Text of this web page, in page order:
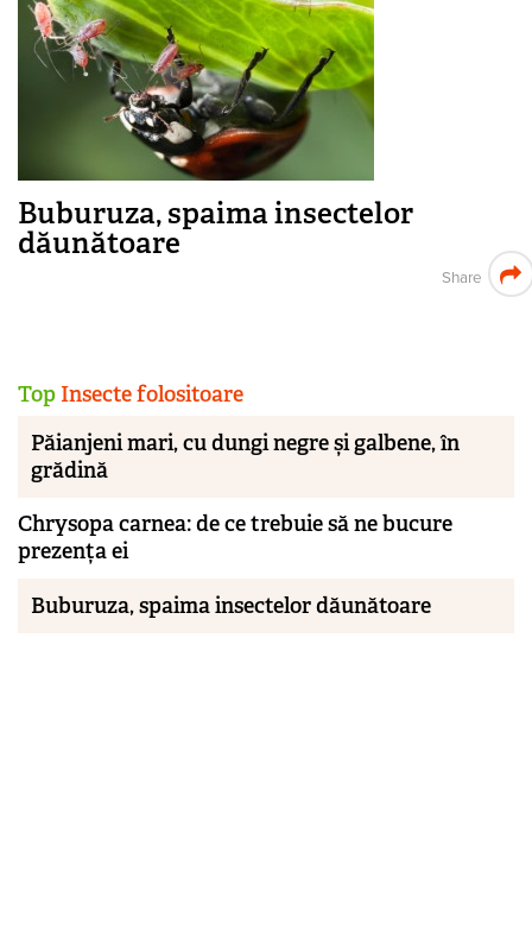
Buburuza, spaima insectelor
dăunătoare
Share
Top Insecte folositoare
Păianjeni mari, cu dungi negre și galbene, în
grădină
Chrysopa carnea: de ce trebuie să ne bucure
prezența ei
Buburuza, spaima insectelor dăunătoare